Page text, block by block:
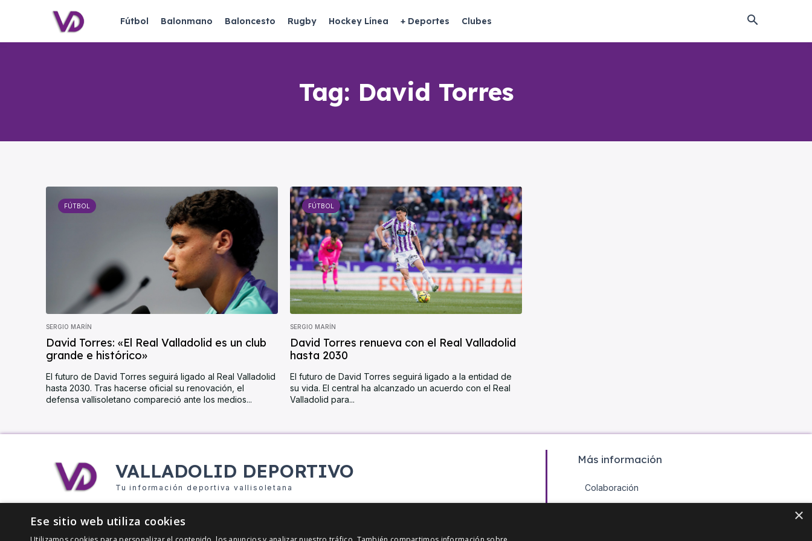
Fútbol Balonmano Baloncesto Rugby Hockey Línea + Deportes Clubes
Tag: David Torres
FÚTBOL
SERGIO MARÍN
David Torres: «El Real Valladolid es un club
grande e histórico»
El futuro de David Torres seguirá ligado al Real Valladolid
hasta 2030. Tras hacerse oficial su renovación, el
defensa vallisoletano compareció ante los medios...
FÚTBOL
SERGIO MARÍN
David Torres renueva con el Real Valladolid
hasta 2030
El futuro de David Torres seguirá ligado a la entidad de
su vida. El central ha alcanzado un acuerdo con el Real
Valladolid para...
VALLADOLID DEPORTIVO
Tu información deportiva vallisoletana
Más información
Colaboración
×
Ese sitio web utiliza cookies